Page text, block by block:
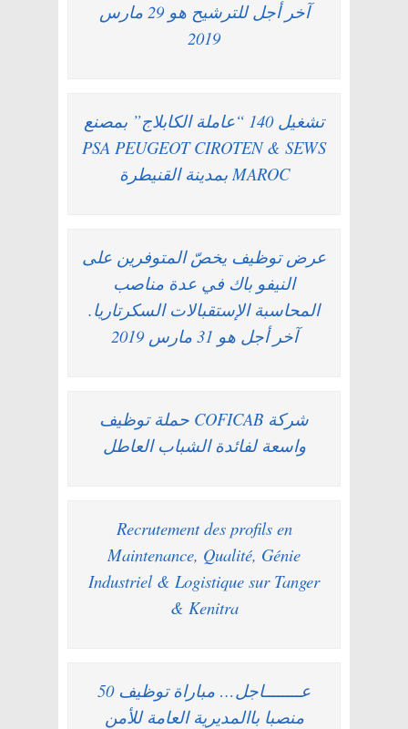
آخر أجل للترشيح هو 29 مارس
2019
تشغيل 140 “عاملة الكابلاج” بمصنع
PSA PEUGEOT CIROTEN & SEWS
MAROC بمدينة القنيطرة
عرض توظيف يخصّ المتوفرين على
النيفو باك في عدة مناصب
المحاسبة الإستقبالات السكرتاريا.
آخر أجل هو 31 مارس 2019
شركة COFICAB حملة توظيف
واسعة لفائدة الشباب العاطل
Recrutement des profils en
Maintenance, Qualité, Génie
Industriel & Logistique sur Tanger
& Kenitra
عــــــــاجل… مباراة توظيف 50
منصبا باالمديرية العامة للأمن